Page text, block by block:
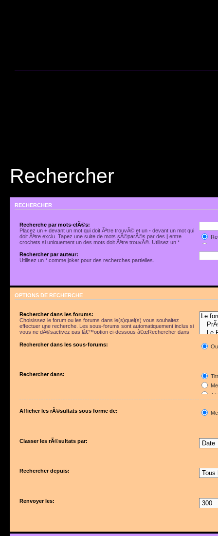
Rechercher
RECHERCHER
Recherche par mots-clÃ©s:
Placez un+ devant un mot qui doit Ãªtre trouvÃ© et un- devant un mot qui
doit Ãªtre exclu. Tapez une suite de mots sÃ©parÃ©s par des| entre
crochets si uniquement un des mots doit Ãªtre trouvÃ©. Utilisez un *
Rechercher par auteur:
Utilisez un * comme joker pour des recherches partielles.
OPTIONS DE RECHERCHE
Rechercher dans les forums:
Choisissez le forum ou les forums dans le(s)quel(s) vous souhaitez
effectuer une recherche. Les sous-forums sont automatiquement inclus si
vous ne dÃ©sactivez pas lâ€™option ci-dessous â€œRechercher dans
Rechercher dans les sous-forums:
Rechercher dans:
Afficher les rÃ©sultats sous forme de:
Classer les rÃ©sultats par:
Rechercher depuis:
Renvoyer les: